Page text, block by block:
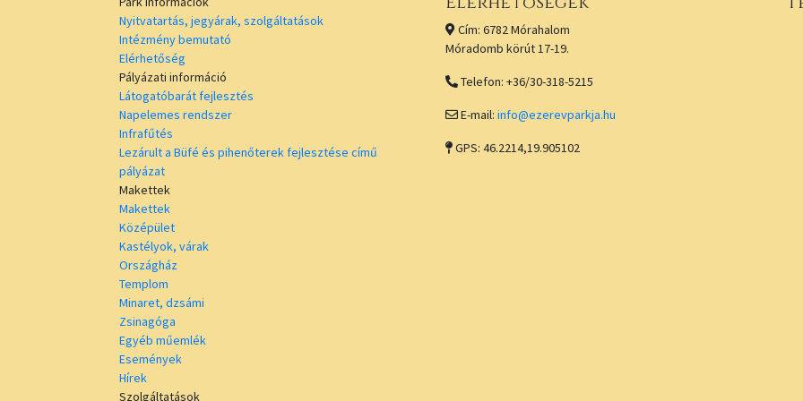
Nyitvatartás, jegyárak, szolgáltatások
Intézmény bemutató
Elérhetőség
Pályázati információ
Látogatóbarát fejlesztés
Napelemes rendszer
Infrafűtés
Lezárult a Büfé és pihenőterek fejlesztése című
pályázat
Makettek
Makettek
Középület
Kastélyok, várak
Országház
Templom
Minaret, dzsámi
Zsinagóga
Egyéb műemlék
Események
Hírek
Szolgáltatások
Cím: 6782 Mórahalom
Móradomb körút 17-19.
Telefon: +36/30-318-5215
E-mail: info@ezerevparkja.hu
GPS: 46.2214,19.905102